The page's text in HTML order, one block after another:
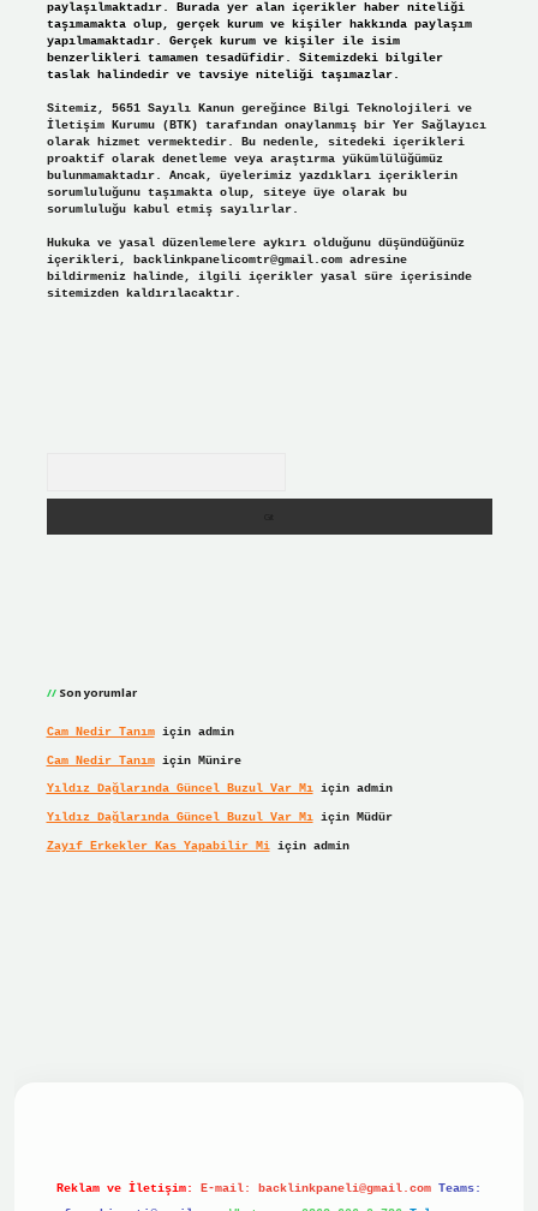
paylaşılmaktadır. Burada yer alan içerikler haber niteliği
taşımamakta olup, gerçek kurum ve kişiler hakkında paylaşım
yapılmamaktadır. Gerçek kurum ve kişiler ile isim
benzerlikleri tamamen tesadüfidir. Sitemizdeki bilgiler
taslak halindedir ve tavsiye niteliği taşımazlar.
Sitemiz, 5651 Sayılı Kanun gereğince Bilgi Teknolojileri ve
İletişim Kurumu (BTK) tarafından onaylanmış bir Yer Sağlayıcı
olarak hizmet vermektedir. Bu nedenle, sitedeki içerikleri
proaktif olarak denetleme veya araştırma yükümlülüğümüz
bulunmamaktadır. Ancak, üyelerimiz yazdıkları içeriklerin
sorumluluğunu taşımakta olup, siteye üye olarak bu
sorumluluğu kabul etmiş sayılırlar.
Hukuka ve yasal düzenlemelere aykırı olduğunu düşündüğünüz
içerikleri, backlinkpanelicomtr@gmail.comadresine
bildirmeniz halinde, ilgili içerikler yasal süre içerisinde
sitemizden kaldırılacaktır.
Son yorumlar
Cam Nedir Tanımiçin admin
Cam Nedir Tanımiçin Münire
Yıldız Dağlarında Güncel Buzul Var Mıiçin admin
Yıldız Dağlarında Güncel Buzul Var Mıiçin Müdür
Zayıf Erkekler Kas Yapabilir Miiçin admin
Reklam ve İletişim: E-mail: backlinkpaneli@gmail.com Teams: